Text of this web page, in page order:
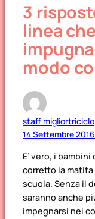
3
linea
modo
staff migliortriciclo
14 Settembre 2016
E’ vero, i
corretto la
scuola. Senza il
saranno anche
impegnarsi nei